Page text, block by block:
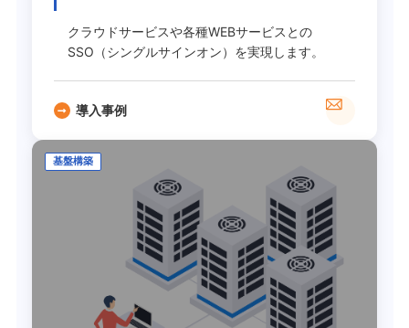
クラウドサービスや各種WEBサービスとの
SSO（シングルサインオン）を実現します。
導入事例
基盤構築